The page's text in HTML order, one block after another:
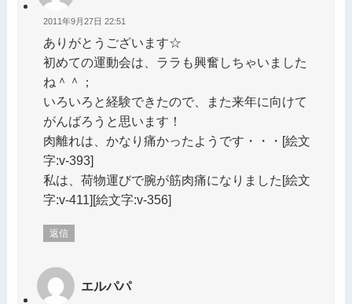
2011年9月27日 22:51
ありがとうございます☆
初めての運動会は、ララも興奮しちゃいました
ね＾＾；
いろいろと経験できたので、また来年に向けて
がんばろうと思います！
肉離れは、かなり痛かったようです・・・[絵文
字:v-393]
私は、荷物運びで腕が筋肉痛になりました[絵文
字:v-411][絵文字:v-356]
返信
エルパパ